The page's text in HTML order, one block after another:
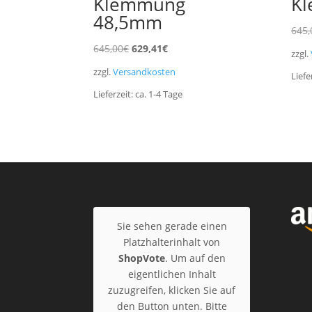
48,5mm
645,00€Ursprünglicher
645,00€
629,41€Aktueller
629,41€.
zzgl.Versandkosten
Lieferzeit:ca. 1-4Tage
zzgl.
Sie sehen gerade einen
Platzhalterinhalt von
ShopVote. Um auf den
eigentlichen Inhalt
zuzugreifen, klicken Sie auf
den Button unten. Bitte